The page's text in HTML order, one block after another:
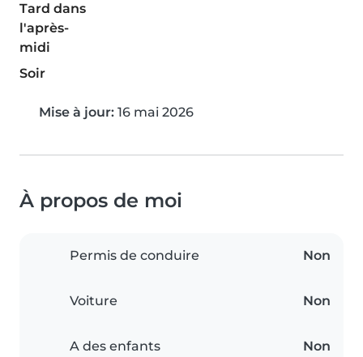
Tard dans
l'après-
midi
Soir
Mise à jour: 16 mai 2026
À propos de moi
Permis de conduire Non
Voiture Non
A des enfants Non